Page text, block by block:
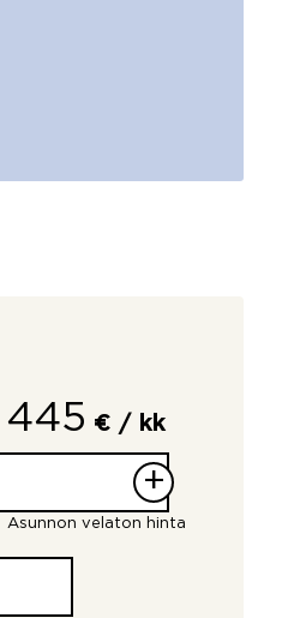
445 € / kk
+
Asunnon velaton hinta